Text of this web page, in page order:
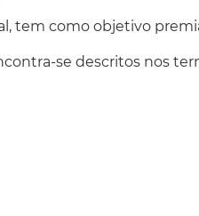
tem como objetivo
se descritos nos